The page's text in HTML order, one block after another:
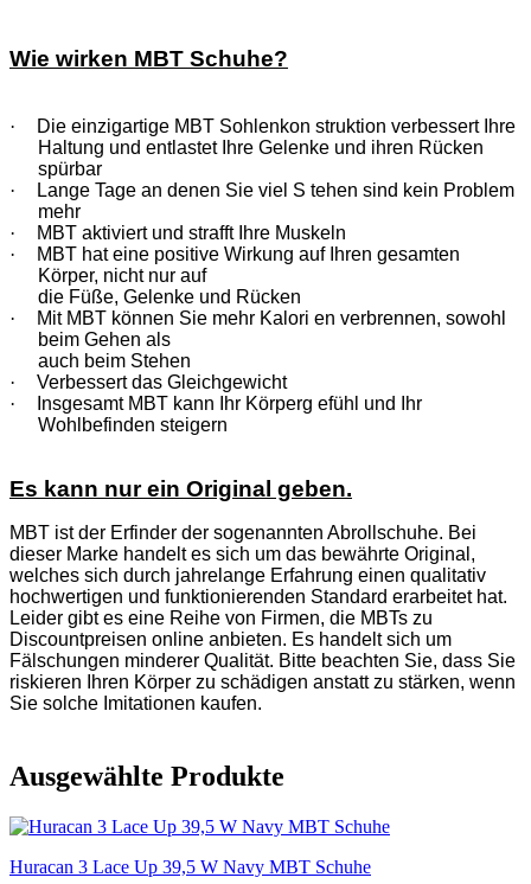
Wie wirken MBT Schuhe?
·
Die einzigartige MBT Sohlenkon struktion verbessert Ihre
Haltung und entlastet Ihre Gelenke und ihren Rücken
spürbar
·
Lange Tage an denen Sie viel S tehen sind kein Problem
mehr
·
MBT aktiviert und strafft Ihre Muskeln
·
MBT hat eine positive Wirkung auf Ihren gesamten
Körper, nicht nur auf
die Füße, Gelenke und Rücken
·
Mit MBT können Sie mehr Kalori en verbrennen, sowohl
beim Gehen als
auch beim Stehen
·
Verbessert das Gleichgewicht
·
Insgesamt MBT kann Ihr Körperg efühl und Ihr
Wohlbefinden steigern
Es kann nur ein Original geben.
MBT ist der Erfinder der sogenannten Abrollschuhe. Bei
dieser Marke handelt es sich um das bewährte Original,
welches sich durch jahrelange Erfahrung einen qualitativ
hochwertigen und funktionierenden Standard erarbeitet hat.
Leider gibt es eine Reihe von Firmen, die MBTs zu
Discountpreisen online anbieten. Es handelt sich um
Fälschungen minderer Qualität. Bitte beachten Sie, dass Sie
riskieren Ihren Körper zu schädigen anstatt zu stärken, wenn
Sie solche Imitationen kaufen.
Ausgewählte Produkte
Huracan 3 Lace Up 39,5 W Navy MBT Schuhe